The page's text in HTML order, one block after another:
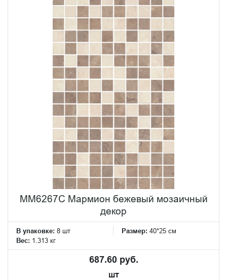
MM6267C Мармион бежевый мозаичный
декор
В упаковке: 8 шт Размер: 40*25 см
Вес: 1.313 кг
687.60 руб.
шт